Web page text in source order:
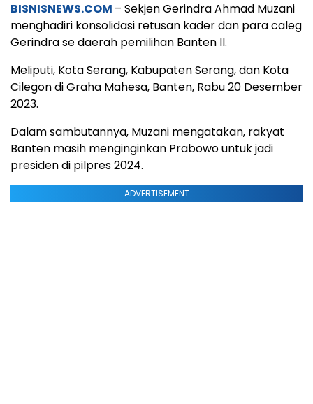
BISNISNEWS.COM – Sekjen Gerindra Ahmad Muzani
menghadiri konsolidasi retusan kader dan para caleg
Gerindra se daerah pemilihan Banten II.
Meliputi, Kota Serang, Kabupaten Serang, dan Kota
Cilegon di Graha Mahesa, Banten, Rabu 20 Desember
2023.
Dalam sambutannya, Muzani mengatakan, rakyat
Banten masih menginginkan Prabowo untuk jadi
presiden di pilpres 2024.
ADVERTISEMENT